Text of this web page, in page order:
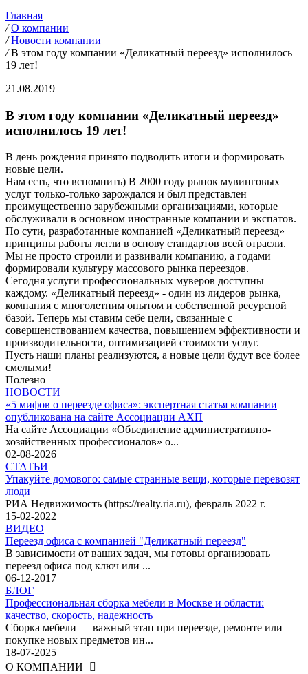
Главная
/ О компании
/ Новости компании
/ В этом году компании «Деликатный переезд» исполнилось
19 лет!
21.08.2019
В этом году компании «Деликатный переезд»
исполнилось 19 лет!
В день рождения принято подводить итоги и формировать
новые цели.
Нам есть, что вспомнить) В 2000 году рынок мувинговых
услуг только-только зарождался и был представлен
преимущественно зарубежными организациями, которые
обслуживали в основном иностранные компании и экспатов.
По сути, разработанные компанией «Деликатный переезд»
принципы работы легли в основу стандартов всей отрасли.
Мы не просто строили и развивали компанию, а годами
формировали культуру массового рынка переездов.
Сегодня услуги профессиональных муверов доступны
каждому. «Деликатный переезд» - один из лидеров рынка,
компания с многолетним опытом и собственной ресурсной
базой. Теперь мы ставим себе цели, связанные с
совершенствованием качества, повышением эффективности и
производительности, оптимизацией стоимости услуг.
Пусть наши планы реализуются, а новые цели будут все более
смелыми!
Полезно
НОВОСТИ
«5 мифов о переезде офиса»: экспертная статья компании
опубликована на сайте Ассоциации АХП
На сайте Ассоциации «Объединение административно-
хозяйственных профессионалов» о...
02-08-2026
СТАТЬИ
Упакуйте домового: самые странные вещи, которые перевозят
люди
РИА Недвижимость (https://realty.ria.ru), февраль 2022 г.
15-02-2022
ВИДЕО
Переезд офиса с компанией "Деликатный переезд"
В зависимости от ваших задач, мы готовы организовать
переезд офиса под ключ или ...
06-12-2017
БЛОГ
Профессиональная сборка мебели в Москве и области:
качество, скорость, надежность
Сборка мебели — важный этап при переезде, ремонте или
покупке новых предметов ин...
18-07-2025
О КОМПАНИИ